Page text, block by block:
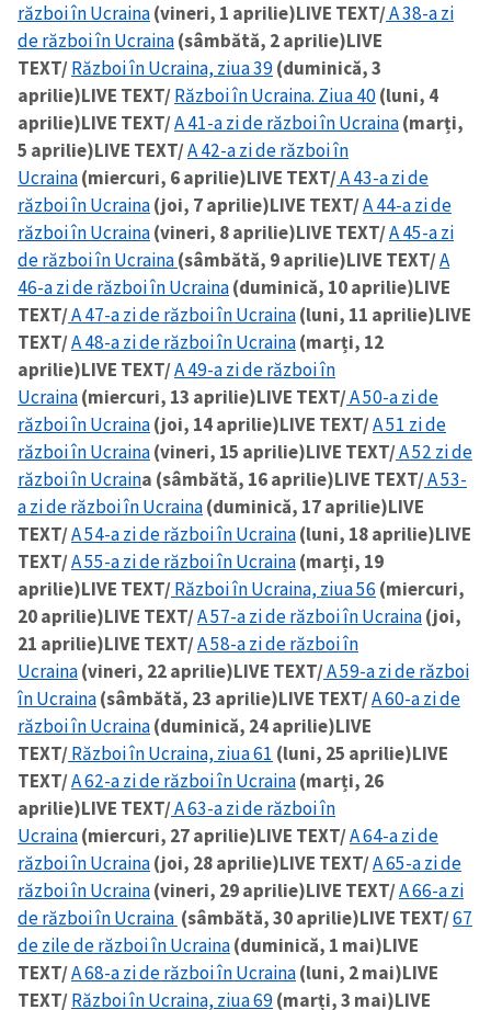
război în Ucraina(vineri, 1 aprilie)LIVE TEXT/A 38-a zi
de război în Ucraina(sâmbătă, 2 aprilie)LIVE
TEXT/Război în Ucraina, ziua 39(duminică, 3
aprilie)LIVE TEXT/Război în Ucraina. Ziua 40(luni, 4
aprilie)LIVE TEXT/A 41-a zi de război în Ucraina(marți,
5 aprilie)LIVE TEXT/A 42-a zi de război în
Ucraina(miercuri, 6 aprilie)LIVE TEXT/A 43-a zi de
război în Ucraina(joi, 7 aprilie)LIVE TEXT/A 44-a zi de
război în Ucraina(vineri, 8 aprilie)LIVE TEXT/A 45-a zi
de război în Ucraina(sâmbătă, 9 aprilie)LIVE TEXT/A
46-a zi de război în Ucraina(duminică, 10 aprilie)LIVE
TEXT/A 47-a zi de război în Ucraina(luni, 11 aprilie)LIVE
TEXT/A 48-a zi de război în Ucraina(marți, 12
aprilie)LIVE TEXT/A 49-a zi de război în
Ucraina(miercuri, 13 aprilie)LIVE TEXT/A 50-a zi de
război în Ucraina(joi, 14 aprilie)LIVE TEXT/A 51 zi de
război în Ucraina(vineri, 15 aprilie)LIVE TEXT/A 52 zi de
război în Ucraina (sâmbătă, 16 aprilie)LIVE TEXT/A 53-
a zi de război în Ucraina(duminică, 17 aprilie)LIVE
TEXT/A 54-a zi de război în Ucraina(luni, 18 aprilie)LIVE
TEXT/A 55-a zi de război în Ucraina(marți, 19
aprilie)LIVE TEXT/Război în Ucraina, ziua 56 (miercuri,
20 aprilie)LIVE TEXT/A 57-a zi de război în Ucraina(joi,
21 aprilie)LIVE TEXT/A 58-a zi de război în
Ucraina(vineri, 22 aprilie)LIVE TEXT/A 59-a zi de război
în Ucraina(sâmbătă, 23 aprilie)LIVE TEXT/A 60-a zi de
război în Ucraina(duminică, 24 aprilie)LIVE
TEXT/Război în Ucraina, ziua 61 (luni, 25 aprilie)LIVE
TEXT/A 62-a zi de război în Ucraina(marți, 26
aprilie)LIVE TEXT/A 63-a zi de război în
Ucraina(miercuri, 27 aprilie)LIVE TEXT/A 64-a zi de
război în Ucraina(joi, 28 aprilie)LIVE TEXT/A 65-a zi de
război în Ucraina(vineri, 29 aprilie)LIVE TEXT/A 66-a zi
de război în Ucraina (sâmbătă, 30 aprilie)LIVE TEXT/67
de zile de război în Ucraina(duminică, 1 mai)LIVE
TEXT/A 68-a zi de război în Ucraina(luni, 2 mai)LIVE
TEXT/Război în Ucraina, ziua 69(marți, 3 mai)LIVE